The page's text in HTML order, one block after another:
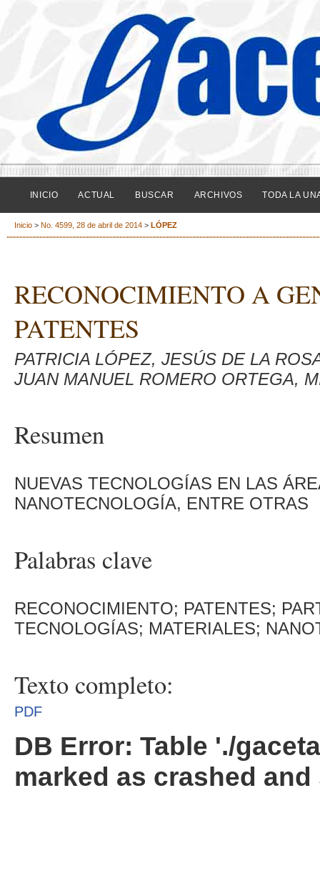
INICIO ACTUAL BUSCAR ARCHIVOS TODA LA
Inicio > No. 4599, 28 de abril de 2014 > LÓPEZ
RECONOCIMIENTO A
PATENTES
PATRICIA LÓPEZ, JESÚS DE LA
JUAN MANUEL ROMERO ORTEGA,
Resumen
NUEVAS TECNOLOGÍAS EN LAS
NANOTECNOLOGÍA, ENTRE OTRAS
Palabras clave
RECONOCIMIENTO; PATENTES;
TECNOLOGÍAS; MATERIALES;
Texto completo:
PDF
DB Error: Table './
marked as crashed